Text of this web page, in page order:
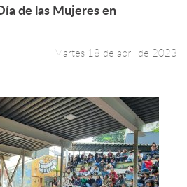
Leer más +
de las Mujeres en
Martes 18 de abril de 2023